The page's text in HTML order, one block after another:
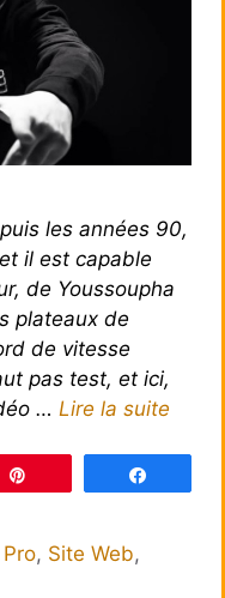
les années 90,
il est capable
de Youssoupha
plateaux de
de vitesse
pas test, et ici,
… Lire la suite
, Site Web,